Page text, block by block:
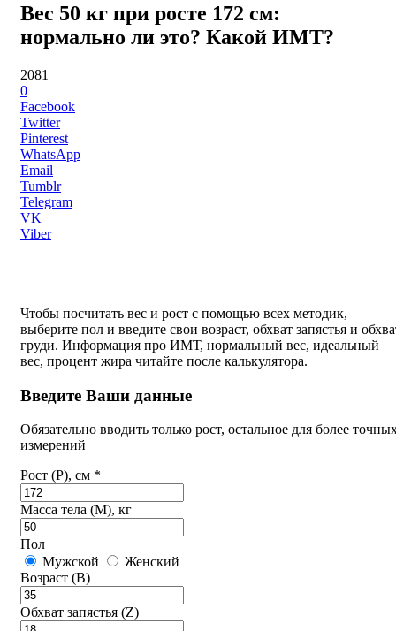
Вес 50 кг при росте 172 см:
нормально ли это? Какой ИМТ?
2081
0
Facebook
Twitter
Pinterest
WhatsApp
Email
Tumblr
Telegram
VK
Viber
Чтобы посчитать вес и рост с помощью всех методик,
выберите пол и введите свои возраст, обхват запястья и
груди. Информация про ИМТ, нормальный вес, идеальный
вес, процент жира читайте после калькулятора.
Введите Ваши данные
Обязательно вводить только рост, остальное для более
измерений
Рост (P), см *
Масса тела (M), кг
Пол
Мужской
Женский
Возраст (B)
Обхват запястья (Z)